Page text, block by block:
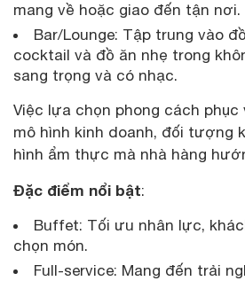
mang về hoặc giao đến tận nơi.
Bar/Lounge: Tập trung vào
cocktail và đồ ăn nhẹ trong
sang trọng và có nhạc.
Việc lựa chọn phong cách phục
mô hình kinh doanh, đối tượng
hình ẩm thực mà nhà hàng
Đặc điểm nổi bật:
Buffet: Tối ưu nhân lực,
chọn món.
Full-service: Mang đến trải